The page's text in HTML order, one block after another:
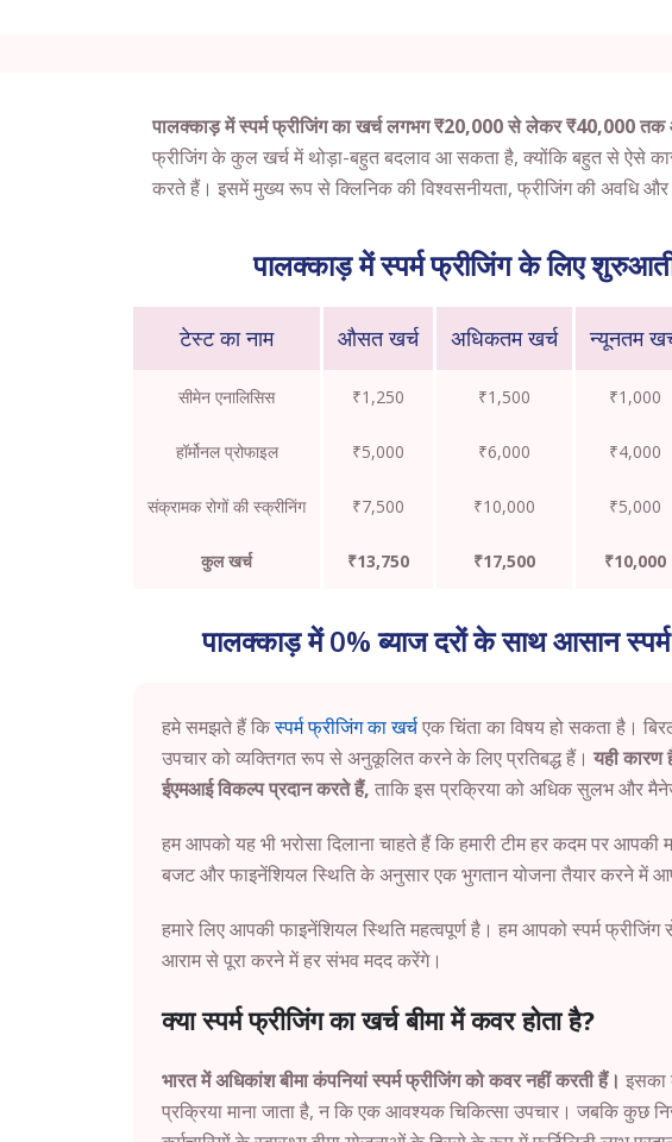
पालक्काड़ में स्पर्म फ्रीजिंग का खर्च लगभग ₹20,000 से लेकर ₹40,000 तक
फ्रीजिंग के कुल खर्च में थोड़ा-बहुत बदलाव आ सकता है, क्योंकि बहुत से ऐसे
करते हैं। इसमें मुख्य रूप से क्लिनिक की विश्वसनीयता, फ्रीजिंग की अवधि
पालक्काड़ में स्पर्म फ्रीजिंग के लिए
टेस्ट का नाम औसत खर्च अधिकतम खर्च न्यूनतम
सीमेन एनालिसिस ₹1,250 ₹1,500 ₹1,000
हॉर्मोनल प्रोफाइल ₹5,000 ₹6,000 ₹4,000
संक्रामक रोगों की स्क्रीनिंग ₹7,500 ₹10,000 ₹5,000
कुल खर्च ₹13,750 ₹17,500 ₹10,000
पालक्काड़ में 0% ब्याज दरों के साथ आसान
हमे समझते हैं किस्पर्म फ्रीजिंग का खर्चएक चिंता का विषय हो सकता है।
उपचार को व्यक्तिगत रूप से अनुकूलित करने के लिए प्रतिबद्ध हैं। यही कारण
ईएमआई विकल्प प्रदान करते हैं, ताकि इस प्रक्रिया को अधिक सुलभ और
हम आपको यह भी भरोसा दिलाना चाहते हैं कि हमारी टीम हर कदम पर
बजट और फाइनेंशियल स्थिति के अनुसार एक भुगतान योजना तैयार करने में
हमारे लिए आपकी फाइनेंशियल स्थिति महत्वपूर्ण है। हम आपको स्पर्म
आराम से पूरा करने में हर संभव मदद करेंगे।
क्या स्पर्म फ्रीजिंग का खर्च बीमा में कवर होता है?
भारत में अधिकांश बीमा कंपनियां स्पर्म फ्रीजिंग को कवर नहीं करती हैं। इसका
प्रक्रिया माना जाता है, न कि एक आवश्यक चिकित्सा उपचार। जबकि कुछ